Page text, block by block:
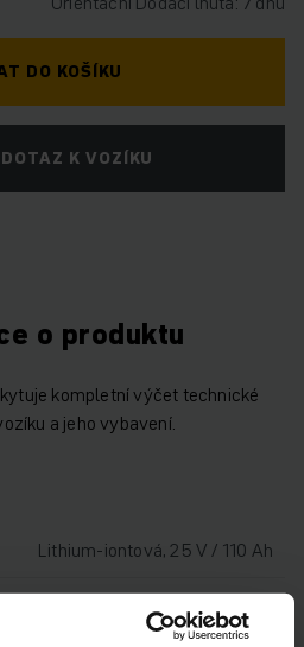
DO KOŠÍKU
K VOZÍKU
o produktu
kompletní výčet technické
a jeho vybavení.
Lithium-iontová, 25 V / 110 Ah